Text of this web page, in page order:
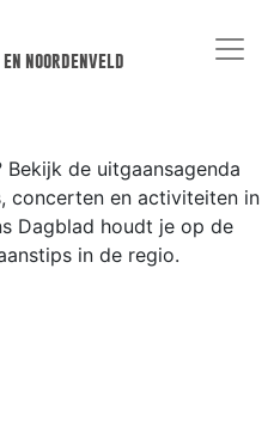
noordenveld
de uitgaansagenda
concerten en activiteiten in
Dagblad houdt je op de
in de regio.